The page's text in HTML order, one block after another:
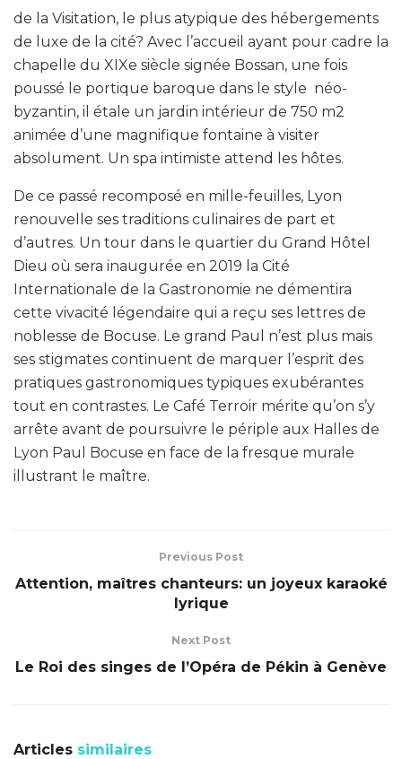
de la Visitation, le plus atypique des hébergements
de luxe de la cité? Avec l’accueil ayant pour cadre la
chapelle du XIXe siècle signée Bossan, une fois
poussé le portique baroque dans le style néo-
byzantin, il étale un jardin intérieur de 750 m2
animée d’une magnifique fontaine à visiter
absolument. Un spa intimiste attend les hôtes.
De ce passé recomposé en mille-feuilles, Lyon
renouvelle ses traditions culinaires de part et
d’autres. Un tour dans le quartier du Grand Hôtel
Dieu où sera inaugurée en 2019 la Cité
Internationale de la Gastronomie ne démentira
cette vivacité légendaire qui a reçu ses lettres de
noblesse de Bocuse. Le grand Paul n’est plus mais
ses stigmates continuent de marquer l’esprit des
pratiques gastronomiques typiques exubérantes
tout en contrastes. Le Café Terroir mérite qu’on s’y
arrête avant de poursuivre le périple aux Halles de
Lyon Paul Bocuse en face de la fresque murale
illustrant le maître.
Previous Post
Attention, maîtres chanteurs: un joyeux karaoké
lyrique
Next Post
Le Roi des singes de l’Opéra de Pékin à Genève
Articles similaires